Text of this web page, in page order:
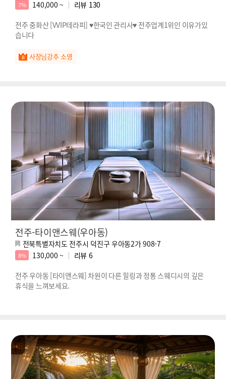
7% 140,000 ~ 리뷰 130
전주 중화산 [VVIP테라피] ♥한국인 관리사♥ 전주업계1위인 이유가있
습니다
사장님강추 소영
전주-타이앤스웨(우아동)
전북특별자치도 전주시 덕진구 우아동2가 908-7
8% 130,000 ~ 리뷰 6
전주 우아동 [타이앤스웨] 차원이 다른 힐링과 정통 스웨디시의 깊은
휴식을 느껴보세요.